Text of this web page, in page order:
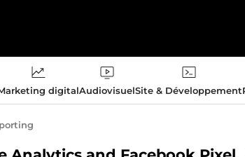
digitalAudiovisuelSite & Développement